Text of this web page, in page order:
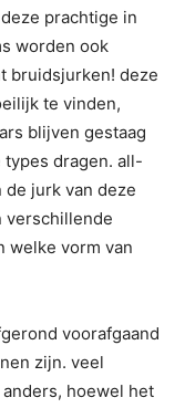
prachtige in
worden ook
bruidsjurken! deze
te vinden,
blijven gestaag
dragen. all-
jurk van deze
verschillende
welke vorm van
voorafgaand
zijn. veel
hoewel het